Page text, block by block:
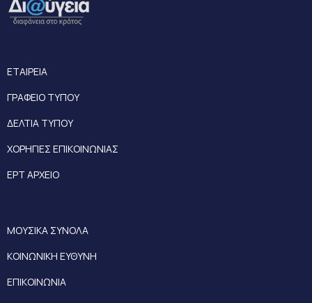
ΕΤΑΙΡΕΙΑ
ΓΡΑΦΕΙΟ ΤΥΠΟΥ
ΔΕΛΤΙΑ ΤΥΠΟΥ
ΧΟΡΗΓΙΕΣ ΕΠΙΚΟΙΝΩΝΙΑΣ
ΕΡΤ ΑΡΧΕΙΟ
ΜΟΥΣΙΚΑ ΣΥΝΟΛΑ
ΚΟΙΝΩΝΙΚΗ ΕΥΘΥΝΗ
ΕΠΙΚΟΙΝΩΝΙΑ